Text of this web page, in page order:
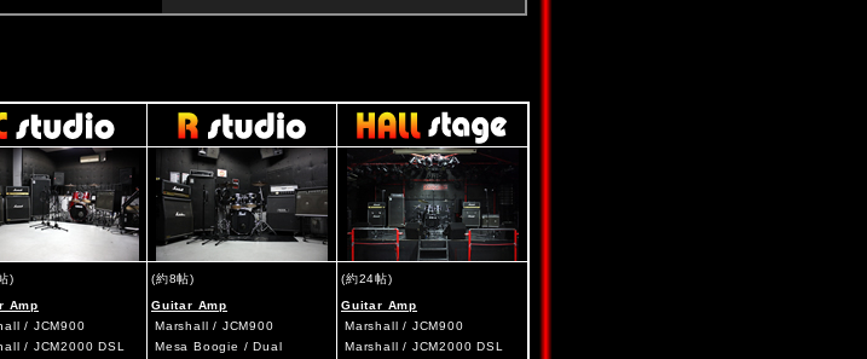
)
Amp
/ JCM900
/ JCM2000 DSL
(約8帖)
Guitar Amp
Marshall / JCM900
Mesa Boogie / Dual
(約24帖)
Guitar Amp
Marshall / JCM900
Marshall / JCM2000 DSL